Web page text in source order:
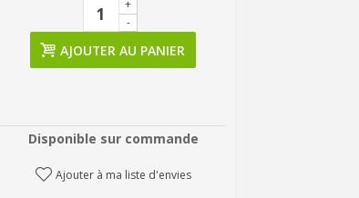
-
+
AJOUTER AU PANIER
Disponible sur commande
Ajouter à ma liste d'envies